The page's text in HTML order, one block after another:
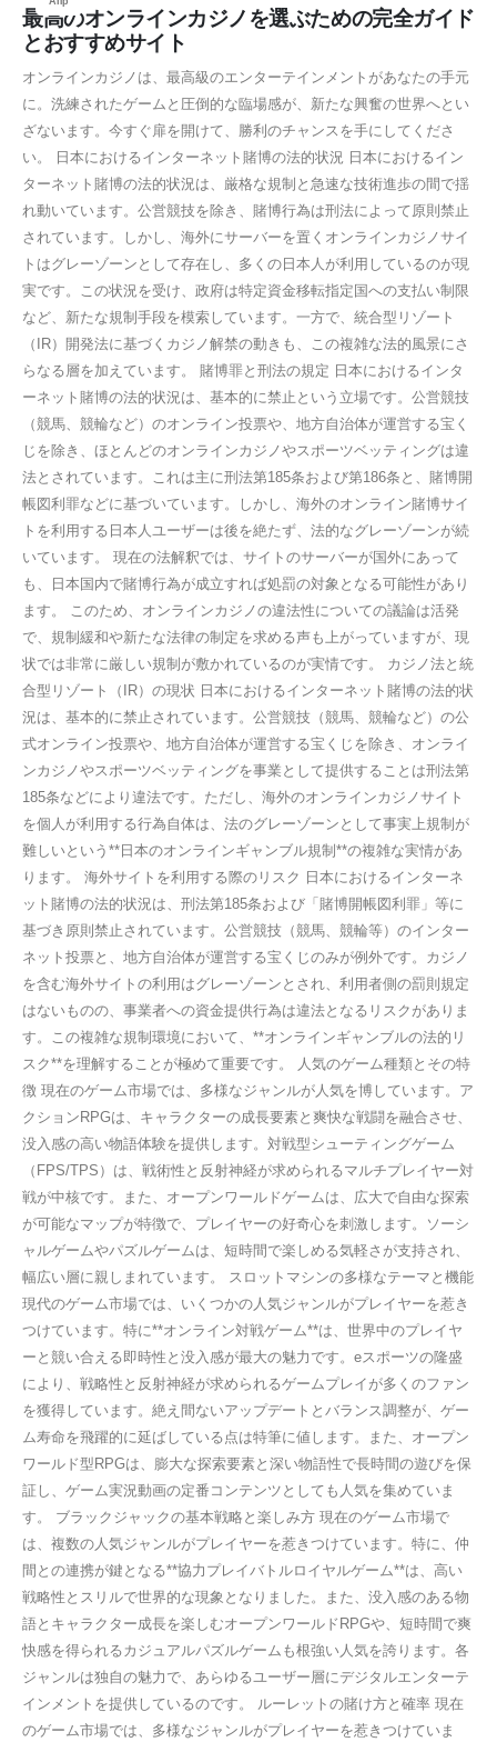
最高のオンラインカジノを選ぶための完全ガイド
とおすすめサイト
オンラインカジノは、最高級のエンターテインメントがあなたの手元
に。洗練されたゲームと圧倒的な臨場感が、新たな興奮の世界へとい
ざないます。今すぐ扉を開けて、勝利のチャンスを手にしてくださ
い。 日本におけるインターネット賭博の法的状況 日本におけるイン
ターネット賭博の法的状況は、厳格な規制と急速な技術進歩の間で揺
れ動いています。公営競技を除き、賭博行為は刑法によって原則禁止
されています。しかし、海外にサーバーを置くオンラインカジノサイ
トはグレーゾーンとして存在し、多くの日本人が利用しているのが現
実です。この状況を受け、政府は特定資金移転指定国への支払い制限
など、新たな規制手段を模索しています。一方で、統合型リゾート
（IR）開発法に基づくカジノ解禁の動きも、この複雑な法的風景にさ
らなる層を加えています。 賭博罪と刑法の規定 日本におけるインタ
ーネット賭博の法的状況は、基本的に禁止という立場です。公営競技
（競馬、競輪など）のオンライン投票や、地方自治体が運営する宝く
じを除き、ほとんどのオンラインカジノやスポーツベッティングは違
法とされています。これは主に刑法第185条および第186条と、賭博開
帳図利罪などに基づいています。しかし、海外のオンライン賭博サイ
トを利用する日本人ユーザーは後を絶たず、法的なグレーゾーンが続
いています。 現在の法解釈では、サイトのサーバーが国外にあって
も、日本国内で賭博行為が成立すれば処罰の対象となる可能性があり
ます。 このため、オンラインカジノの違法性についての議論は活発
で、規制緩和や新たな法律の制定を求める声も上がっていますが、現
状では非常に厳しい規制が敷かれているのが実情です。 カジノ法と統
合型リゾート（IR）の現状 日本におけるインターネット賭博の法的状
況は、基本的に禁止されています。公営競技（競馬、競輪など）の公
式オンライン投票や、地方自治体が運営する宝くじを除き、オンライ
ンカジノやスポーツベッティングを事業として提供することは刑法第
185条などにより違法です。ただし、海外のオンラインカジノサイト
を個人が利用する行為自体は、法のグレーゾーンとして事実上規制が
難しいという**日本のオンラインギャンブル規制**の複雑な実情があ
ります。 海外サイトを利用する際のリスク 日本におけるインターネ
ット賭博の法的状況は、刑法第185条および「賭博開帳図利罪」等に
基づき原則禁止されています。公営競技（競馬、競輪等）のインター
ネット投票と、地方自治体が運営する宝くじのみが例外です。カジノ
を含む海外サイトの利用はグレーゾーンとされ、利用者側の罰則規定
はないものの、事業者への資金提供行為は違法となるリスクがありま
す。この複雑な規制環境において、**オンラインギャンブルの法的リ
スク**を理解することが極めて重要です。 人気のゲーム種類とその特
徴 現在のゲーム市場では、多様なジャンルが人気を博しています。ア
クションRPGは、キャラクターの成長要素と爽快な戦闘を融合させ、
没入感の高い物語体験を提供します。対戦型シューティングゲーム
（FPS/TPS）は、戦術性と反射神経が求められるマルチプレイヤー対
戦が中核です。また、オープンワールドゲームは、広大で自由な探索
が可能なマップが特徴で、プレイヤーの好奇心を刺激します。ソーシ
ャルゲームやパズルゲームは、短時間で楽しめる気軽さが支持され、
幅広い層に親しまれています。 スロットマシンの多様なテーマと機能
現代のゲーム市場では、いくつかの人気ジャンルがプレイヤーを惹き
つけています。特に**オンライン対戦ゲーム**は、世界中のプレイヤ
ーと競い合える即時性と没入感が最大の魅力です。eスポーツの隆盛
により、戦略性と反射神経が求められるゲームプレイが多くのファン
を獲得しています。絶え間ないアップデートとバランス調整が、ゲー
ム寿命を飛躍的に延ばしている点は特筆に値します。また、オープン
ワールド型RPGは、膨大な探索要素と深い物語性で長時間の遊びを保
証し、ゲーム実況動画の定番コンテンツとしても人気を集めていま
す。 ブラックジャックの基本戦略と楽しみ方 現在のゲーム市場で
は、複数の人気ジャンルがプレイヤーを惹きつけています。特に、仲
間との連携が鍵となる**協力プレイバトルロイヤルゲーム**は、高い
戦略性とスリルで世界的な現象となりました。また、没入感のある物
語とキャラクター成長を楽しむオープンワールドRPGや、短時間で爽
快感を得られるカジュアルパズルゲームも根強い人気を誇ります。各
ジャンルは独自の魅力で、あらゆるユーザー層にデジタルエンターテ
インメントを提供しているのです。 ルーレットの賭け方と確率 現在
のゲーム市場では、多様なジャンルがプレイヤーを惹きつけていま